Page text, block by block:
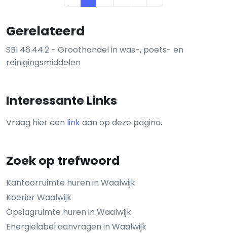
Gerelateerd
SBI 46.44.2 - Groothandel in was-, poets- en
reinigingsmiddelen
Interessante Links
Vraag hier een linkaan op deze pagina.
Zoek op trefwoord
Kantoorruimte huren in Waalwijk
Koerier Waalwijk
Opslagruimte huren in Waalwijk
Energielabel aanvragen in Waalwijk